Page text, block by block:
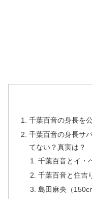
千葉百音の身長を
千葉百音の身長サ
てない？真実は？
千葉百音とイ・
千葉百音と住吉
島田麻央（